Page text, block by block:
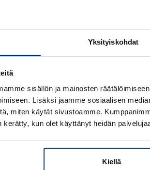
Yksityiskohdat
sisällön ja mainosten
Lisäksi jaamme sosiaalisen
miten käytät sivustoamme.
kerätty, kun olet käyttänyt heidän
Kiellä
O
p
n
s
n
n
w
Lataa